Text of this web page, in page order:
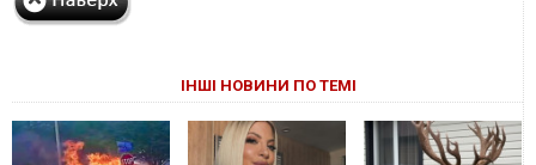
ІНШІ НОВИНИ ПО ТЕМІ